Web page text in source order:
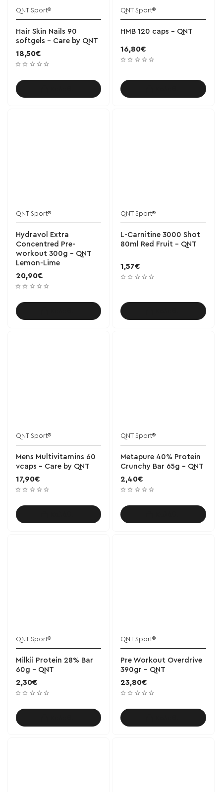
QNT Sport®
Hair Skin Nails 90
softgels - Care by QNT
18,50€
QNT Sport®
HMB 120 caps - QNT
16,80€
QNT Sport®
Hydravol Extra
Concentred Pre-
workout 300g - QNT
Lemon-Lime
20,90€
QNT Sport®
L-Carnitine 3000 Shot
80ml Red Fruit - QNT
1,57€
QNT Sport®
Mens Multivitamins 60
vcaps - Care by QNT
17,90€
QNT Sport®
Metapure 40% Protein
Crunchy Bar 65g - QNT
2,40€
QNT Sport®
Milkii Protein 28% Bar
60g - QNT
2,30€
QNT Sport®
Pre Workout Overdrive
390gr - QNT
23,80€